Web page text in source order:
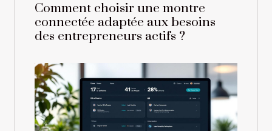
Comment choisir une montre
connectée adaptée aux besoins
des entrepreneurs actifs ?